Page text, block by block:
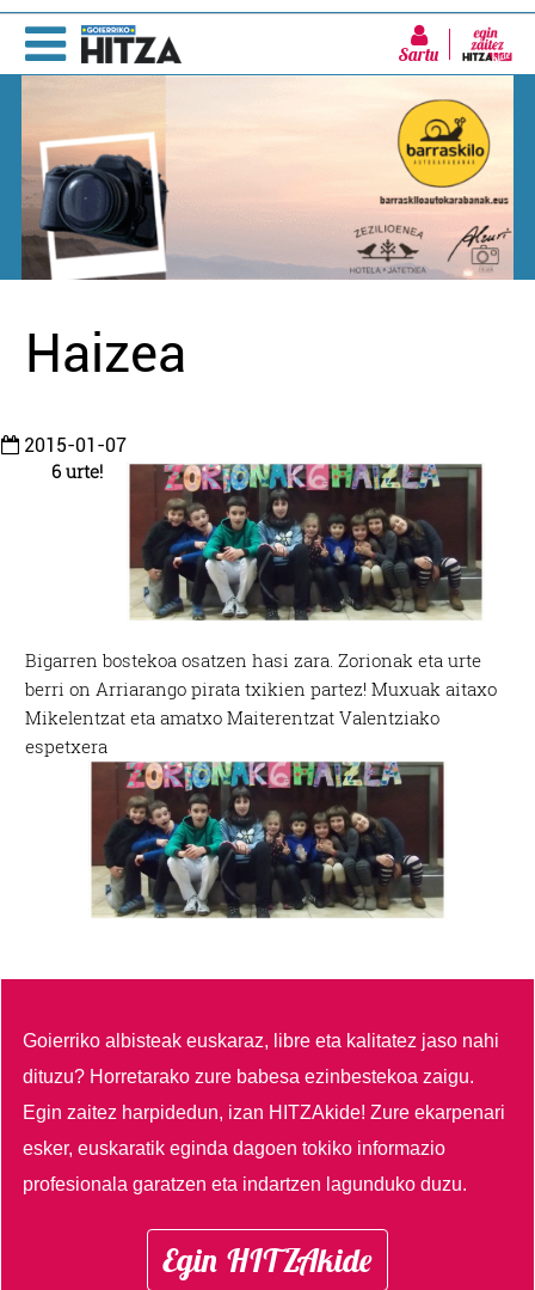
Sartu
Haizea
2015-01-07
6 urte!
Bigarren bostekoa osatzen hasi zara. Zorionak eta urte
berri on Arriarango pirata txikien partez! Muxuak aitaxo
Mikelentzat eta amatxo Maiterentzat Valentziako
espetxera
Goierriko albisteak euskaraz, libre eta kalitatez jaso nahi
dituzu? Horretarako zure babesa ezinbestekoa zaigu.
Egin zaitez harpidedun, izan HITZAkide!Zure ekarpenari
esker, euskaratik eginda dagoen tokiko informazio
profesionala garatzen eta indartzen lagunduko duzu.
Egin HITZAkide